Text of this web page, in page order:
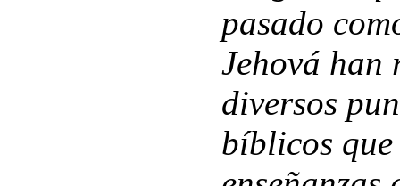
pasado
Jehová han
diversos
bíblicos que